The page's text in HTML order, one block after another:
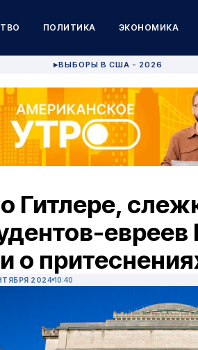
ПОЛИТИКА ЭКОНОМИКА
▶ВЫБОРЫ В США - 2026
Гитлере,
о
2024 10:40